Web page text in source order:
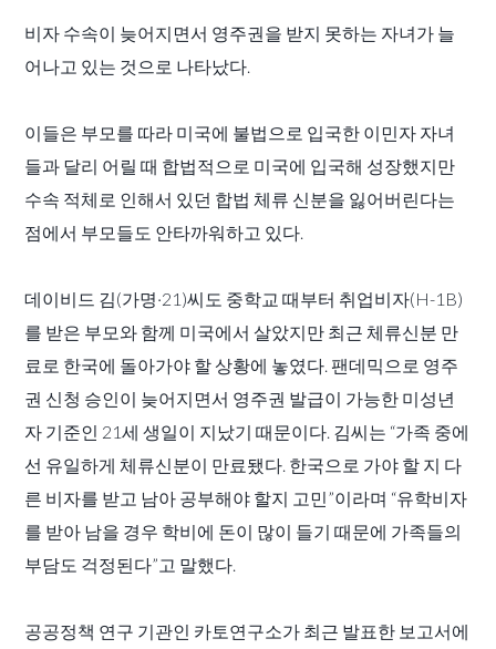
비자 수속이 늦어지면서 영주권을 받지 못하는 자녀가 늘
어나고 있는 것으로 나타났다.
이들은 부모를 따라 미국에 불법으로 입국한 이민자 자녀
들과 달리 어릴 때 합법적으로 미국에 입국해 성장했지만
수속 적체로 인해서 있던 합법 체류 신분을 잃어버린다는
점에서 부모들도 안타까워하고 있다.
데이비드 김(가명·21)씨도 중학교 때부터 취업비자(H-1B)
를 받은 부모와 함께 미국에서 살았지만 최근 체류신분 만
료로 한국에 돌아가야 할 상황에 놓였다. 팬데믹으로 영주
권 신청 승인이 늦어지면서 영주권 발급이 가능한 미성년
자 기준인 21세 생일이 지났기 때문이다. 김씨는 “가족 중에
선 유일하게 체류신분이 만료됐다. 한국으로 가야 할 지 다
른 비자를 받고 남아 공부해야 할지 고민”이라며 “유학비자
를 받아 남을 경우 학비에 돈이 많이 들기 때문에 가족들의
부담도 걱정된다”고 말했다.
공공정책 연구 기관인 카토연구소가 최근 발표한 보고서에